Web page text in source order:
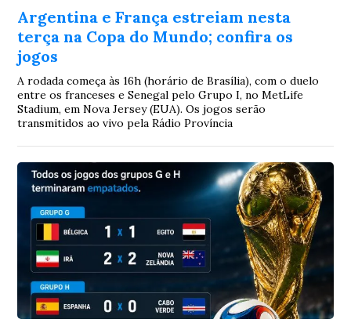
Argentina e França estreiam nesta
terça na Copa do Mundo; confira os
jogos
A rodada começa às 16h (horário de Brasília), com o duelo
entre os franceses e Senegal pelo Grupo I, no MetLife
Stadium, em Nova Jersey (EUA). Os jogos serão
transmitidos ao vivo pela Rádio Província